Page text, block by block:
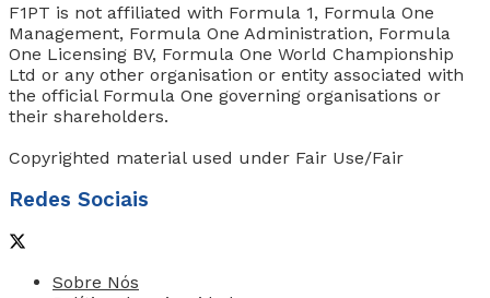
F1PT is not affiliated with Formula 1, Formula One
Management, Formula One Administration, Formula
One Licensing BV, Formula One World Championship
Ltd or any other organisation or entity associated with
the official Formula One governing organisations or
their shareholders.
Copyrighted material used under Fair Use/Fair
Redes Sociais
Sobre Nós